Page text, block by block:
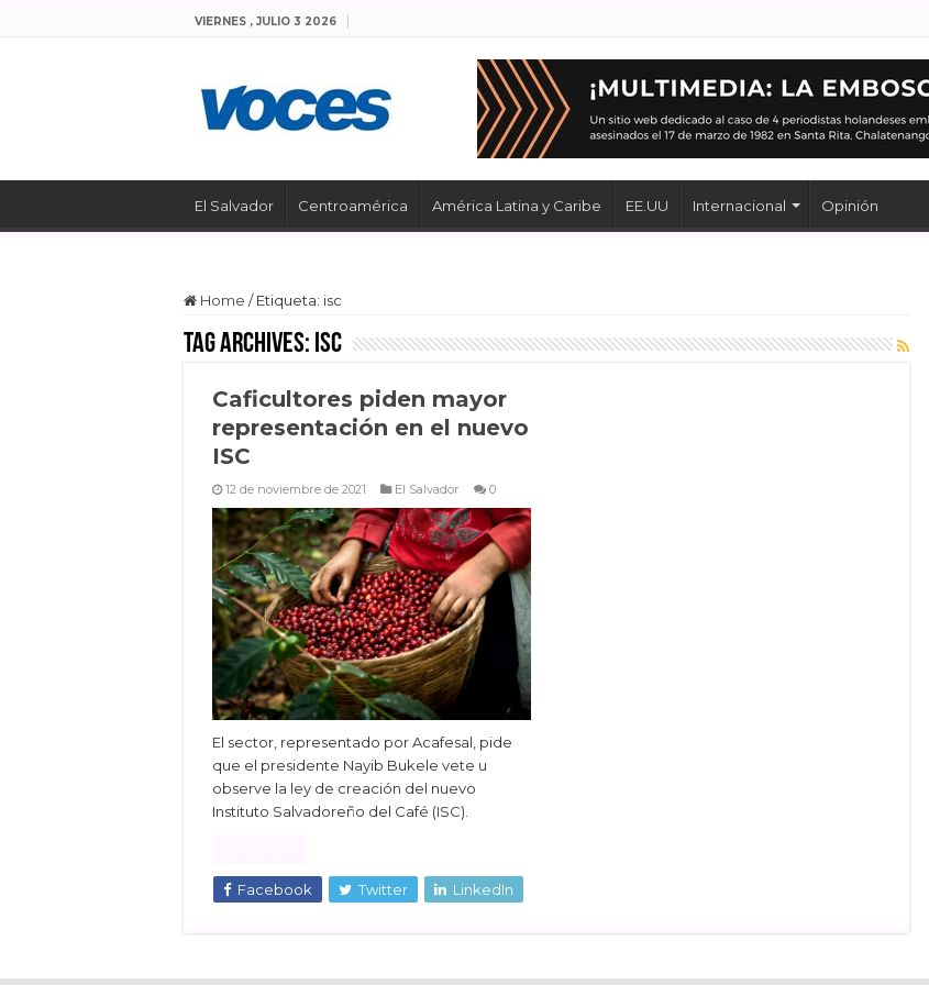
VIERNES , JULIO 3 2026
El Salvador Centroamérica América Latina y Caribe EE.UU Internacional Opinión
Home / Etiqueta: isc
Tag Archives: isc
Caficultores piden mayor
representación en el nuevo
ISC
12 de noviembre de 2021 El Salvador 0
El sector, representado por Acafesal, pide
que el presidente Nayib Bukele vete u
observe la ley de creación del nuevo
Instituto Salvadoreño del Café (ISC).
Facebook Twitter LinkedIn